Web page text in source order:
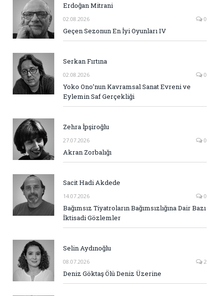
Erdoğan Mitrani
02.08.2026 0
Geçen Sezonun En İyi Oyunları IV
Serkan Fırtına
02.08.2026 0
Yoko Ono’nun Kavramsal Sanat Evreni ve
Eylemin Saf Gerçekliği
Zehra İpşiroğlu
27.07.2026 0
Akran Zorbalığı
Sacit Hadi Akdede
14.07.2026 0
Bağımsız Tiyatroların Bağımsızlığına Dair Bazı
İktisadi Gözlemler
Selin Aydınoğlu
08.07.2026 2
Deniz Göktaş Ölü Deniz Üzerine